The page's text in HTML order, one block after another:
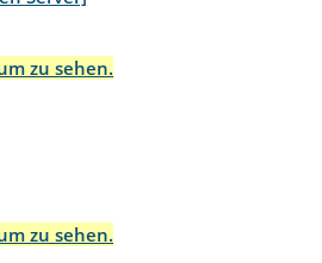
zu sehen.
zu sehen.